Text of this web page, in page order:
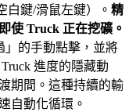
白鍵/滑鼠左鍵）。 精
使 Truck 正在挖礦。
」的手動點擊，並將
進度的隱藏動
期間。這種持續的輸
自動化循環。